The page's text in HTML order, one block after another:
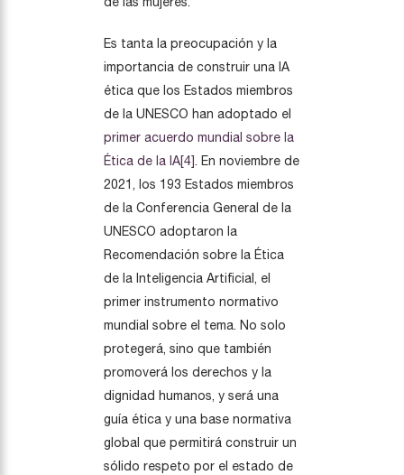
Es tanta la preocupación y la
importancia de construir una IA
ética que los Estados miembros
de la UNESCO han adoptado el
primer acuerdo mundial sobre la
Ética de la IA[4]. En noviembre de
2021, los 193 Estados miembros
de la Conferencia General de la
UNESCO adoptaron la
Recomendación sobre la Ética
de la Inteligencia Artificial, el
primer instrumento normativo
mundial sobre el tema. No solo
protegerá, sino que también
promoverá los derechos y la
dignidad humanos, y será una
guía ética y una base normativa
global que permitirá construir un
sólido respeto por el estado de